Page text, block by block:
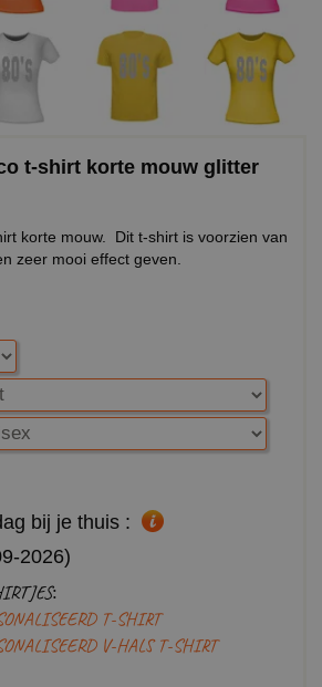
t-shirt korte mouw glitter
korte mouw. Dit t-shirt is voorzien van
zeer mooi effect geven.
bij je thuis :
2026)
T-SHIRT
V-HALS T-SHIRT